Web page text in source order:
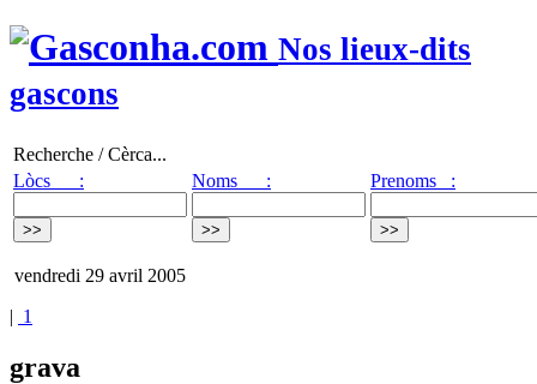
Nos lieux-dits
gascons
Recherche / Cèrca...
Lòcs :
Noms : Prenoms :
vendredi 29 avril 2005
| 1
grava